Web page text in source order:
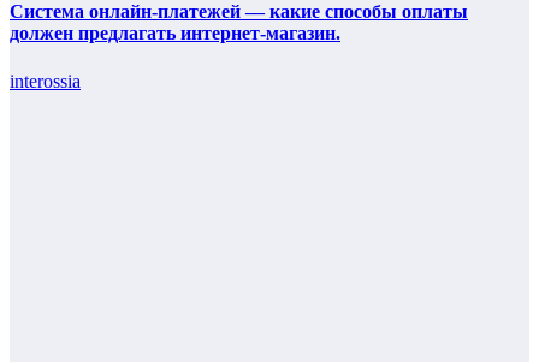
Система онлайн-платежей — какие способы оплаты
должен предлагать интернет-магазин.
interossia